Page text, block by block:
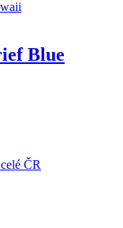
Blue
ČR